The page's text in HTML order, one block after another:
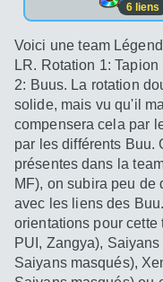
6 liens
Voici une team
LR. Rotation 1:
2: Buus. La rotation
solide, mais vu qu'il
compensera cela par
par les différents Buu.
présentes dans la
MF), on subira peu de
avec les liens des
orientations pour
PUI, Zangya),
Saiyans masqués),